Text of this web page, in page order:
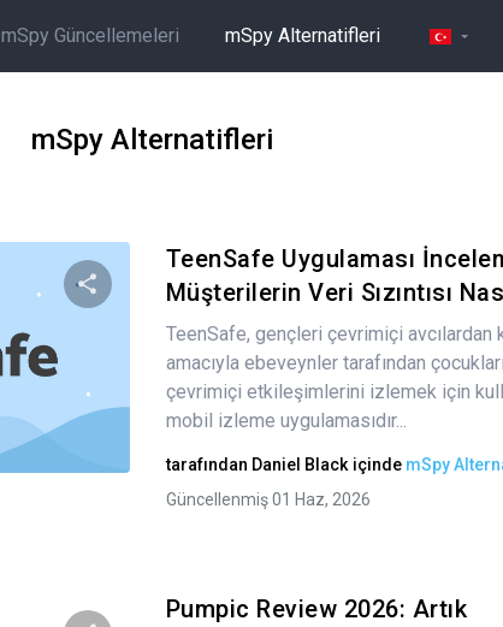
mSpy Güncellemeleri mSpy Alternatifleri
mSpy Alternatifleri
Bu makaleyi paylaş
TeenSafe Uygulaması
Müşterilerin Veri Sızıntısı
TeenSafe, gençleri çevrimiçi avcılardan
amacıyla ebeveynler tarafından
çevrimiçi etkileşimlerini izlemek için
mobil izleme uygulamasıdır...
tarafından Daniel Black içinde mSpy
Güncellenmiş 01 Haz, 2026
Pumpic Review 2026: Artık